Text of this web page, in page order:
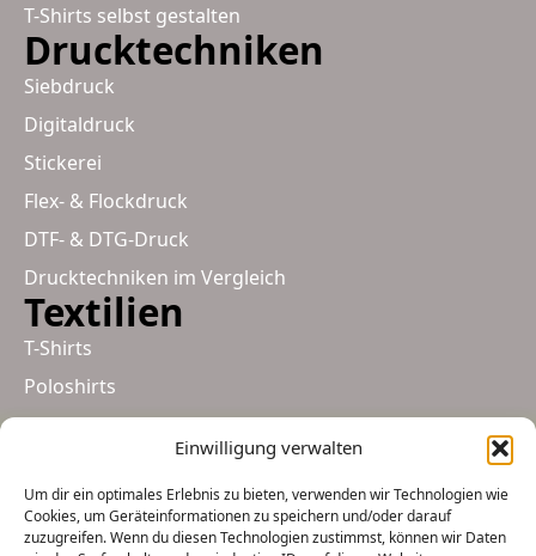
Einwilligung verwalten
Um dir ein optimales Erlebnis zu bieten, verwenden wir Technologien wie
Cookies, um Geräteinformationen zu speichern und/oder darauf
zuzugreifen. Wenn du diesen Technologien zustimmst, können wir Daten
T-Shirts selbst gestalten
Drucktechniken
Siebdruck
Digitaldruck
Stickerei
Flex- & Flockdruck
DTF- & DTG-Druck
Drucktechniken im Vergleich
Textilien
T-Shirts
Poloshirts
Hoodies-Sweater
Muetzen
Taschen